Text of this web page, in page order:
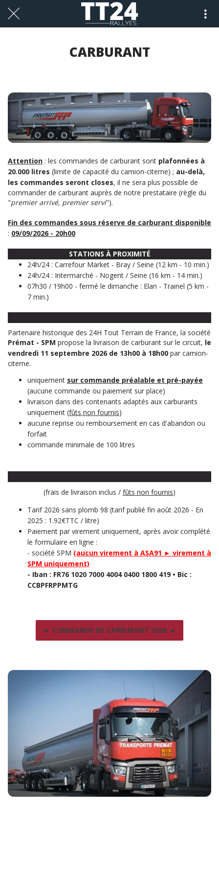
CARBURANT
Attention : les commandes de carburant sont plafonnées à
20.000 litres (limite de capacité du camion-citerne) ; au-delà,
les commandes seront closes, il ne sera plus possible de
commander de carburant auprès de notre prestataire (règle du
"premier arrivé, premier servi").
Fin des commandes sous réserve de carburant disponible
: 09/09/2026 - 20h00
STATIONS À PROXIMITÉ
24h/24 : Carrefour Market - Bray / Seine (12 km - 10 min.)
24h/24 : Intermarché - Nogent / Seine (16 km - 14 min.)
07h30 / 19h00 - fermé le dimanche : Elan - Trainel (5 km -
7 min.)
Partenaire historique des 24H Tout Terrain de France, la société
Prémat - SPM propose la livraison de carburant sur le circuit, le
vendredi 11 septembre 2026 de 13h00 à 18h00 par camion-
citerne.
uniquement sur commande préalable et pré-payée
(aucune commande ou paiement sur place)
livraison dans des contenants adaptés aux carburants
uniquement (fûts non fournis)
aucune reprise ou remboursement en cas d'abandon ou
forfait
commande minimale de 100 litres
​(frais de livraison inclus / fûts non fournis)
Tarif 2026 sans plomb 98 (tarif publié fin août 2026 - En
2025 : 1.92€TTC / litre)
Paiement par virement uniquement, après avoir complété
le formulaire en ligne :
- société SPM (aucun virement à ASA91 ► virement à
SPM uniquement)
- Iban : FR76 1020 7000 4004 0400 1800 419 • Bic :
CCBPFRPPMTG
► COMMANDE DE CARBURANT 2026 ◄